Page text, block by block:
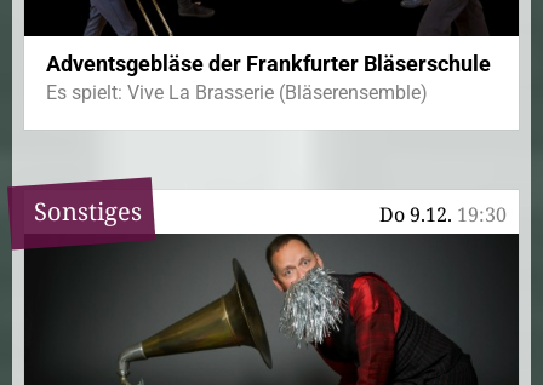
Adventsgebläse der Frankfurter Bläserschule
Es spielt: Vive La Brasserie (Bläserensemble)
Do 9.12. 19:30
Sonstiges